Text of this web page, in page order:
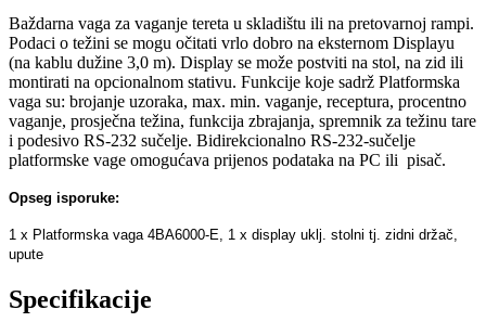
Baždarna vaga za vaganje tereta u skladištu ili na pretovarnoj rampi.
Podaci o težini se mogu očitati vrlo dobro na eksternom Displayu
(na kablu dužine 3,0 m). Display se može postviti na stol, na zid ili
montirati na opcionalnom stativu. Funkcije koje sadrž Platformska
vaga su: brojanje uzoraka, max. min. vaganje, receptura, procentno
vaganje, prosječna težina, funkcija zbrajanja, spremnik za težinu tare
i podesivo RS-232 sučelje. Bidirekcionalno RS-232-sučelje
platformske vage omogućava prijenos podataka na PC ili pisač.
Opseg isporuke:
1 x Platformska vaga 4BA6000-E, 1 x display uklj. stolni tj. zidni držač,
upute
Specifikacije